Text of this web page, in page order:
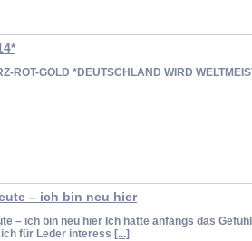
ROT-GOLD *DEUTSCHLAND WIRD
– ich bin neu hier
– ich bin neu hier Ich hatte anfangs das
für Leder interess [...]